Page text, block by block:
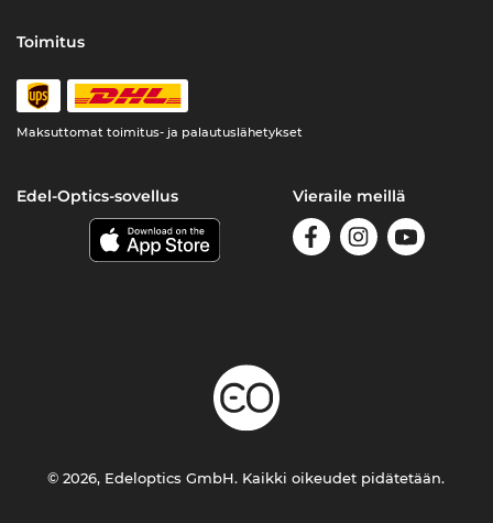
Toimitus
Maksuttomat toimitus- ja palautuslähetykset
Edel-Optics-sovellus Vieraile meillä
© 2026, Edeloptics GmbH. Kaikki oikeudet pidätetään.